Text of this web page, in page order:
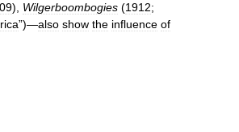
), Wilgerboombogies (1912;
”)—also show the influence of